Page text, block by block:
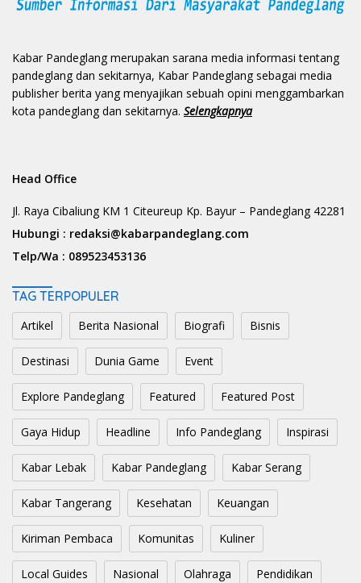
Kabar Pandeglang merupakan sarana media informasi tentang
pandeglang dan sekitarnya, Kabar Pandeglang sebagai media
publisher berita yang menyajikan sebuah opini menggambarkan
kota pandeglang dan sekitarnya. Selengkapnya
Head Office
Jl. Raya Cibaliung KM 1 Citeureup Kp. Bayur – Pandeglang 42281
Hubungi : redaksi@kabarpandeglang.com
Telp/Wa : 089523453136
TAG TERPOPULER
Artikel Berita Nasional Biografi Bisnis
Destinasi Dunia Game Event
Explore Pandeglang Featured Featured Post
Gaya Hidup Headline Info Pandeglang Inspirasi
Kabar Lebak Kabar Pandeglang Kabar Serang
Kabar Tangerang Kesehatan Keuangan
Kiriman Pembaca Komunitas Kuliner
Local Guides Nasional Olahraga Pendidikan